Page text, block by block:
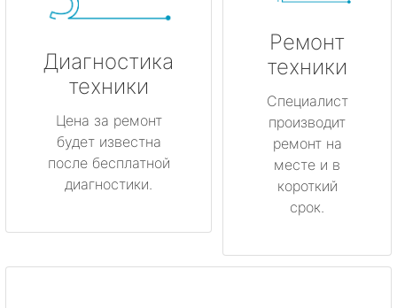
Диагностика
техники
Цена за ремонт
будет известна
после бесплатной
диагностики.
Ремонт
техники
Специалист
производит
ремонт на
месте и в
короткий
срок.